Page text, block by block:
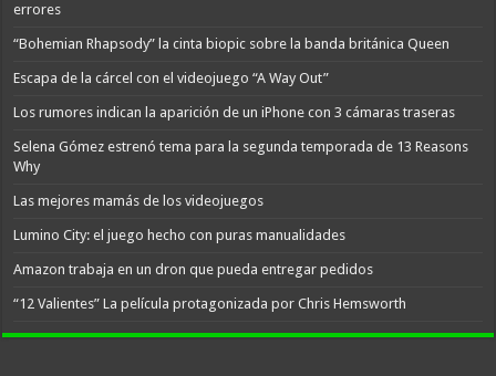
errores
“Bohemian Rhapsody” la cinta biopic sobre la banda británica Queen
Escapa de la cárcel con el videojuego “A Way Out”
Los rumores indican la aparición de un iPhone con 3 cámaras traseras
Selena Gómez estrenó tema para la segunda temporada de 13 Reasons
Why
Las mejores mamás de los videojuegos
Lumino City: el juego hecho con puras manualidades
Amazon trabaja en un dron que pueda entregar pedidos
“12 Valientes” La película protagonizada por Chris Hemsworth